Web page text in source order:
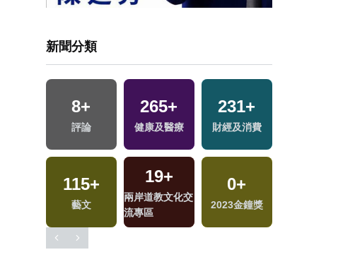
新聞分類
33+
美食
161+
熱門
0+
兩岸藝苑天地
4+
綜藝
9+
司法放大鏡
746
生活